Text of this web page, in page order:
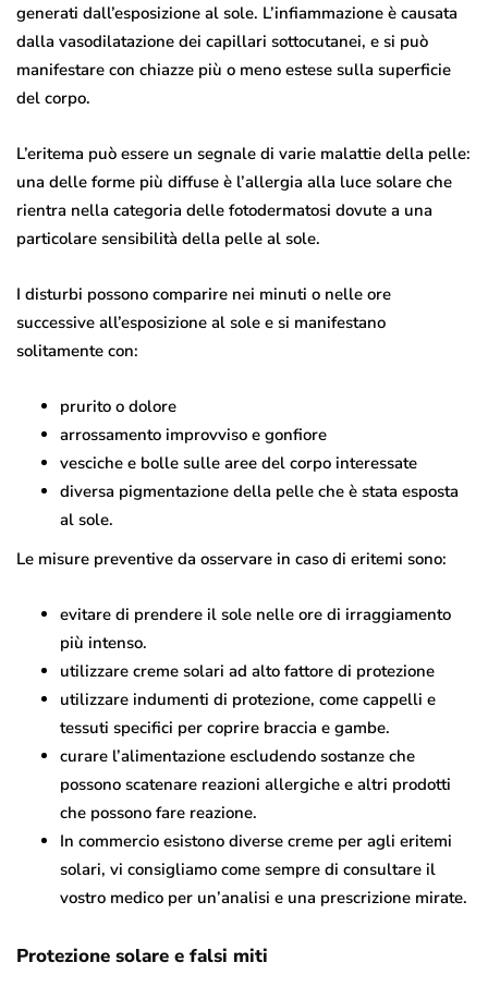
generati dall’esposizione al sole. L’infiammazione è causata
dalla vasodilatazione dei capillari sottocutanei, e si può
manifestare con chiazze più o meno estese sulla superficie
del corpo.
L’eritema può essere un segnale di varie malattie della pelle:
una delle forme più diffuse è l’allergia alla luce solare che
rientra nella categoria delle fotodermatosi dovute a una
particolare sensibilità della pelle al sole.
I disturbi possono comparire nei minuti o nelle ore
successive all’esposizione al sole e si manifestano
solitamente con:
prurito o dolore
arrossamento improvviso e gonfiore
vesciche e bolle sulle aree del corpo interessate
diversa pigmentazione della pelle che è stata esposta
al sole.
Le misure preventive da osservare in caso di eritemi sono:
evitare di prendere il sole nelle ore di irraggiamento
più intenso.
utilizzare creme solari ad alto fattore di protezione
utilizzare indumenti di protezione, come cappelli e
tessuti specifici per coprire braccia e gambe.
curare l’alimentazione escludendo sostanze che
possono scatenare reazioni allergiche e altri prodotti
che possono fare reazione.
In commercio esistono diverse creme per agli eritemi
solari, vi consigliamo come sempre di consultare il
vostro medico per un’analisi e una prescrizione mirate.
Protezione solare e falsi miti